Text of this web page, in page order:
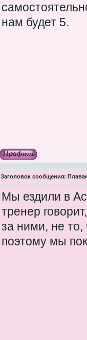
нам будет 5.
Заголовок сообщения:
Мы ездили в
тренер
за ними, не то,
поэтому мы